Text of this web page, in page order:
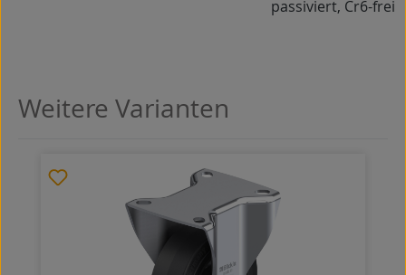
passiviert, Cr6-frei
Produktgalerie überspringen
Weitere Varianten